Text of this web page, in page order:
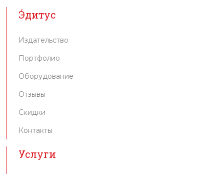
Э́дитус
Издательство
Портфолио
Оборудование
Отзывы
Скидки
Контакты
Услуги